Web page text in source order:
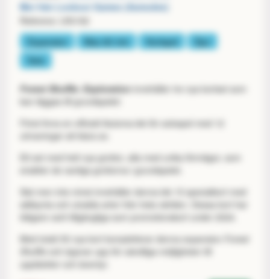
Mer från Lookout Games (Asmodee)
Expansion
Max 60 min Kortspel
Djur
Solo
Forest Shuffle: Explorationinnehåller tre nya kortset som
kan läggas till grundspelet:
Först finns en officiell Automa-lek för solospel med 12
utmaningar att klara av.
Ett set med helt nya grottor, alla med unika förmågor, som
ersätter de vanliga grottorna i grundspelet.
Sist men inte minst innehåller denna lek 15 specialkort med
sällsynta och utvalda arter från hela världen. Dessa kort har
tidigare varit tillgängliga som promotionskort under 2024.
Med totalt 55 nya kort kompletterar denna expansion
Forest
och öppnar upp för oändliga möjligheter till
upptäckter och äventyr.